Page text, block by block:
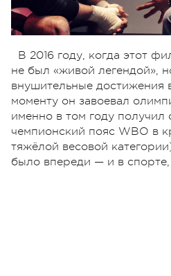
В 2016 году, когда этот
не был «живой легендой»,
внушительные достижения
моменту он завоевал
именно в том году получил
чемпионский пояс WBO в
тяжёлой весовой
было впереди — и в спорте,